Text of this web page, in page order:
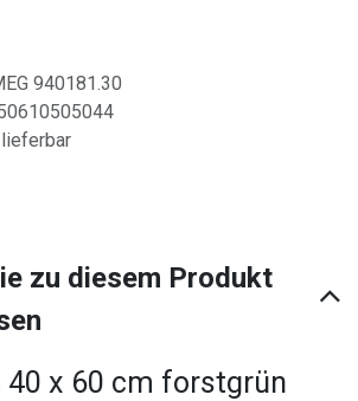
940181.30
zu diesem Produkt
40 x 60 cm forstgrün